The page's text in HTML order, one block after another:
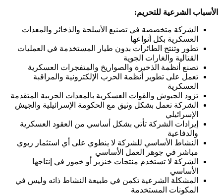
الأسباب الشرعية للتحريم:
الشركة متخصصة في تصنيع الأسلحة والذخائر والمعدات
العسكرية بكل أنواعها
تطور وتنتج الطائرات بدون طيار المستخدمة في العمليات
القتالية والغارات الجوية
تصنع أنظمة الذخيرة والصواريخ والمتفجرات العسكرية
تعمل على تطوير أنظمة الحرب الإلكترونية والمراقبة
العسكرية
تزود الجيوش والقوات العسكرية بالمعدات الحربية المتقدمة
الشركة تعمل بشكل وثيق مع الحكومة الإسرائيلية والجيش
الإسرائيلي
إيرادات الشركة تأتي بشكل أساسي من العقود العسكرية
والدفاعية
النشاط الأساسي للشركة لا ينطوي على أي استثمار ربوي
مباشر في جوهر العمل الأساسي
الشركة لا تستخدم منتجات خنزير أو خمور في إنتاجها
الأساسي
المشكلة الشرعية تكمن في طبيعة النشاط ذاته وليس في
المكونات المستخدمة